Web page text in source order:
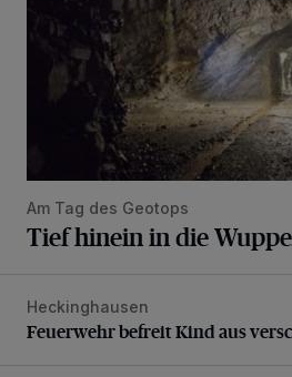
Am Tag des Geotops
Tief hinein in die
Feuerwehr befreit Kind aus
Heckinghausen
Feuerwehr befreit Kind aus